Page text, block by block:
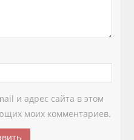
и адрес сайта в этом
моих комментариев.